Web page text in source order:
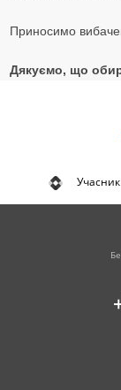
Приносимо
Дякуємо, що